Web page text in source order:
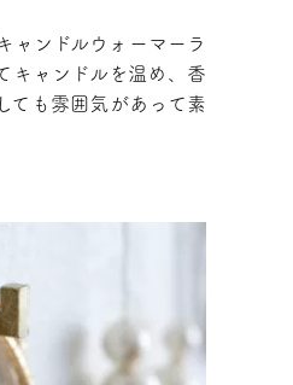
ャンドルウォーマーラ
キャンドルを温め、香
ても雰囲気があって素